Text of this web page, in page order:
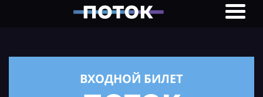
ВХОДНОЙ БИЛЕТ